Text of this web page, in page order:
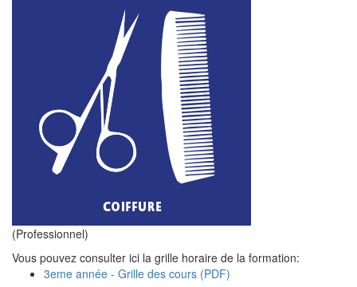
(Professionnel)
Vous pouvez consulter ici la grille horaire de la formation:
3eme année - Grille des cours (PDF)